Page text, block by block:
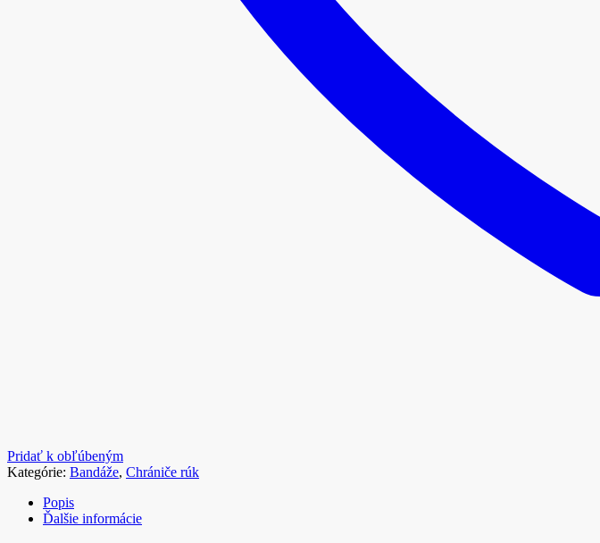
Pridať k obľúbeným
Kategórie: Bandáže, Chrániče rúk
Popis
Ďalšie informácie